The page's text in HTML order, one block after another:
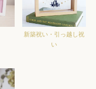
新築祝い・引っ越し祝
い